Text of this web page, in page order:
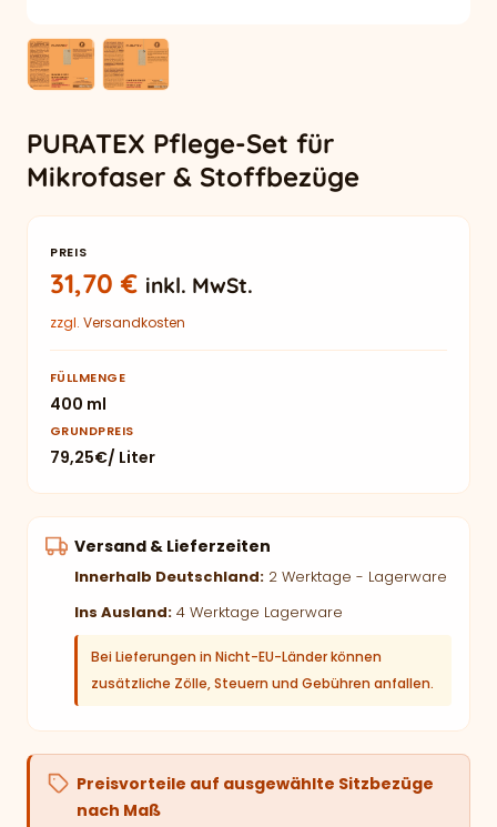
PURATEX Pflege-Set für
Mikrofaser & Stoffbezüge
PREIS
31,70€ inkl. MwSt.
zzgl. Versandkosten
FÜLLMENGE
400 ml
GRUNDPREIS
79,25€/ Liter
Versand & Lieferzeiten
Innerhalb Deutschland: 2 Werktage - Lagerware
Ins Ausland: 4 Werktage Lagerware
Bei Lieferungen in Nicht-EU-Länder können
zusätzliche Zölle, Steuern und Gebühren anfallen.
Preisvorteile auf ausgewählte Sitzbezüge
nach Maß